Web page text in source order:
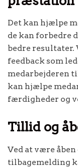
Det kan hjælpe
de kan forbedre
bedre
feedback som
medarbejderen
kan hjælpe
færdigheder og
Tillid og
Ved at være
tilbagemelding